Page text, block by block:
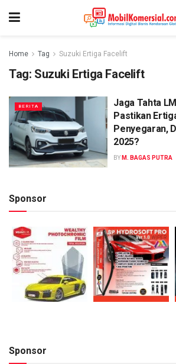
Home Tag Suzuki Ertiga Facelift
Tag: Suzuki Ertiga Facelift
BERITA
Jaga Tahta
Pastikan
Penyegaran,
2025?
BY M. BAGAS PUTRA
Sponsor
Sponsor